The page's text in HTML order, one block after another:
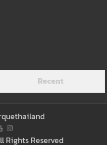
Recent
Rights Reserved